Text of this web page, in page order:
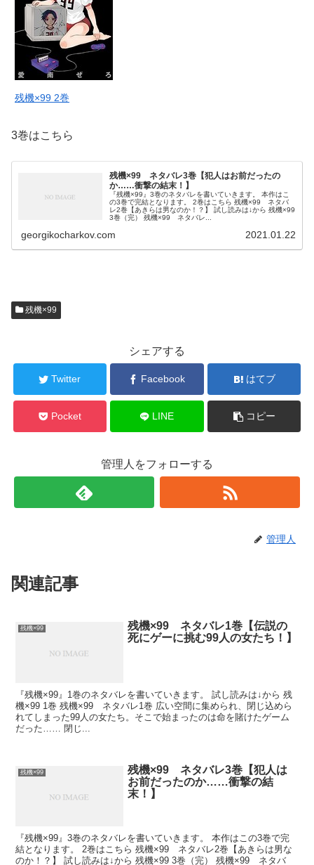
残機×99 2巻
3巻はこちら
残機×99 ネタバレ3巻【犯人はお前だったの
か……衝撃の結末！】
『残機×99』3巻のネタバレを書いていきます。 本作はこ
の3巻で完結となります。 2巻はこちら 残機×99 ネタバ
レ2巻【あきらは男なのか！？】 試し読みは↓から 残機×99
3巻（完） 残機×99 ネタバレ...
georgikocharkov.com 2021.01.22
残機×99
シェアする
Twitter Facebook はてブ
Pocket LINE コピー
管理人をフォローする
管理人
関連記事
残機×99
残機×99 ネタバレ1巻【伝説の
死にゲーに挑む99人の女たち！】
『残機×99』1巻のネタバレを書いていきます。 試し読みは↓から 残
機×99 1巻 残機×99 ネタバレ1巻 広い空間に集められ、閉じ込めら
れてしまった99人の女たち。そこで始まったのは命を賭けたゲーム
だった…… 閉じ...
残機×99
残機×99 ネタバレ3巻【犯人は
お前だったのか……衝撃の結
末！】
『残機×99』3巻のネタバレを書いていきます。 本作はこの3巻で完
結となります。 2巻はこちら 残機×99 ネタバレ2巻【あきらは男な
のか！？】 試し読みは↓から 残機×99 3巻（完） 残機×99 ネタバ